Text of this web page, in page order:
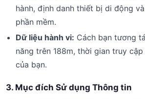
hành, định danh thiết bị di động
phần mềm.
Dữ liệu hành vi: Cách bạn tương
năng trên 188m, thời gian truy
của bạn.
3. Mục đích Sử dụng Thông tin